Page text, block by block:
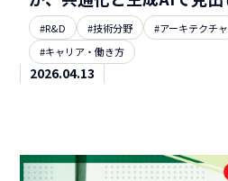
#R&D #技術分野 #アーキテクチャ
#キャリア・働き方
2026.04.13